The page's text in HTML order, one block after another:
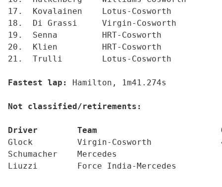
17.  Kovalainen    Lotus-Cosworth
18.  Di Grassi     Virgin-Cosworth
19.  Senna         HRT-Cosworth
20.  Klien         HRT-Cosworth
21.  Trulli        Lotus-Cosworth
Fastest lap: Hamilton, 1m41.274s
Not classified/retirements:
Driver        Team
Glock         Virgin-Cosworth
Schumacher    Mercedes
Liuzzi        Force India-Mercedes